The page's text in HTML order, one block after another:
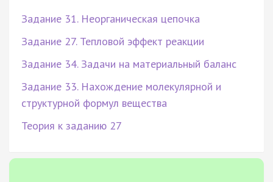
Задание 31. Неорганическая цепочка
Задание 27. Тепловой эффект реакции
Задание 34. Задачи на материальный баланс
Задание 33. Нахождение молекулярной и
структурной формул вещества
Теория к заданию 27